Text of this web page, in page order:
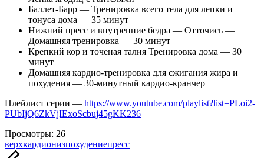
Баллет-Барр — Тренировка всего тела для лепки и
тонуса дома — 35 минут
Нижний пресс и внутренние бедра — Отточись —
Домашняя тренировка — 30 минут
Крепкий кор и точеная талия Тренировка дома — 30
минут
Домашняя кардио-тренировка для сжигания жира и
похудения — 30-минутный кардио-кранчер
Плейлист серии — https://www.youtube.com/playlist?list=PLoi2-
PUbIjQ6ZkVjIExoScbuj45gKK236
Просмотры: 26
Метки:
верхкардионизпохудениепресс